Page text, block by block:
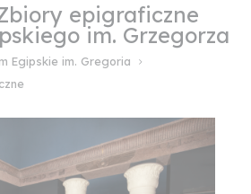
epigraficzne
im. Grzegorza
Egipskie im. Gregoria